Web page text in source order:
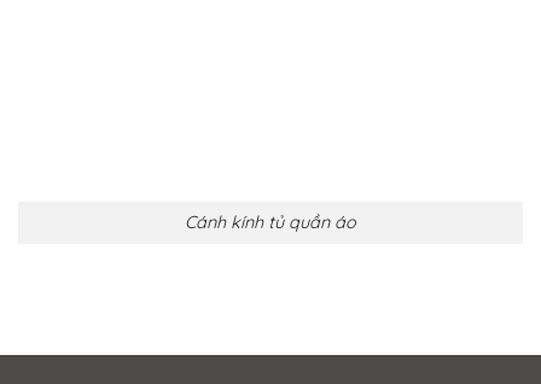
Cánh kính tủ quần áo